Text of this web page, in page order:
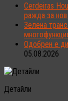
Cerdeiras
ражда за
Зелена
Одобрен е
05.08.2026
Детайли